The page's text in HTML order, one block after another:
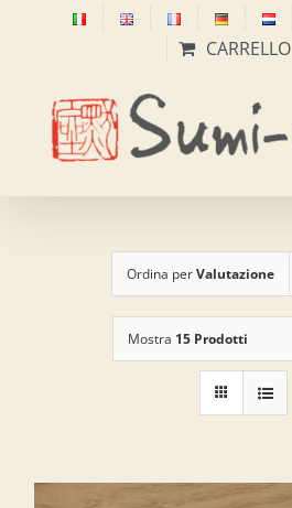
CARRELLO
Ordina perValutazione
Mostra 15 Prodotti